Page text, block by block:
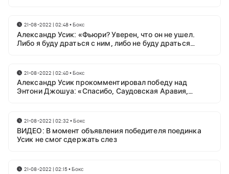
21-08-2022 | 02:48• Бокс
Александр Усик: «Фьюри? Уверен, что он не ушел.
Либо я буду драться с ним, либо не буду драться
21-08-2022 | 02:40• Бокс
Александр Усик прокомментировал победу над
Энтони Джошуа: «Спасибо, Саудовская Аравия,
21-08-2022 | 02:32 • Бокс
ВИДЕО: В момент объявления победителя поединка
Усик не смог сдержать слез
21-08-2022 | 02:15• Бокс